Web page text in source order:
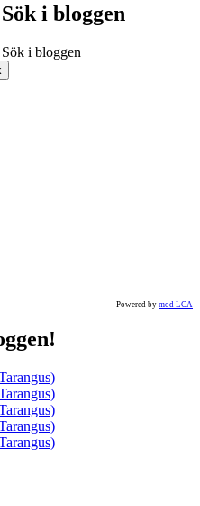
Sök i bloggen
Sök i bloggen
Powered by mod LCA